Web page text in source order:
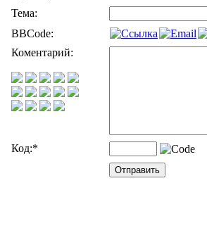
Тема:
BBCode:
Коментарий:
Код:*